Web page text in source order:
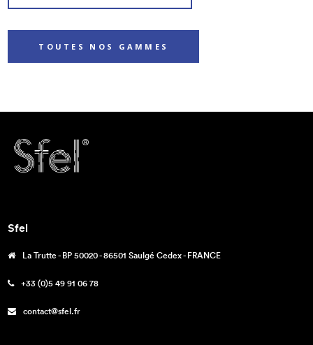
TOUTES NOS GAMMES
Sfel
La Trutte - BP 50020 - 86501 Saulgé Cedex - FRANCE
+33 (0)5 49 91 06 78
contact@sfel.fr